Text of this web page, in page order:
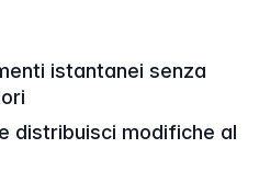
istantanei senza
distribuisci modifiche al